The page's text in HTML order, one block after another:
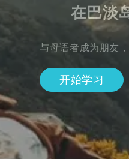
在巴淡
与母语者成为朋友
开始学习